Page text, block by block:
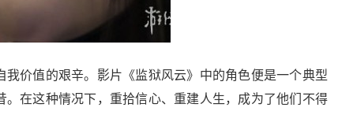
价值的艰辛。影片《监狱风云》中的角色便是一个典型
在这种情况下，重拾信心、重建人生，成为了他们不得